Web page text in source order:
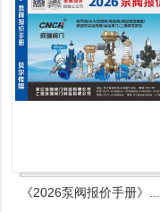
《2026泵阀报价手册》...